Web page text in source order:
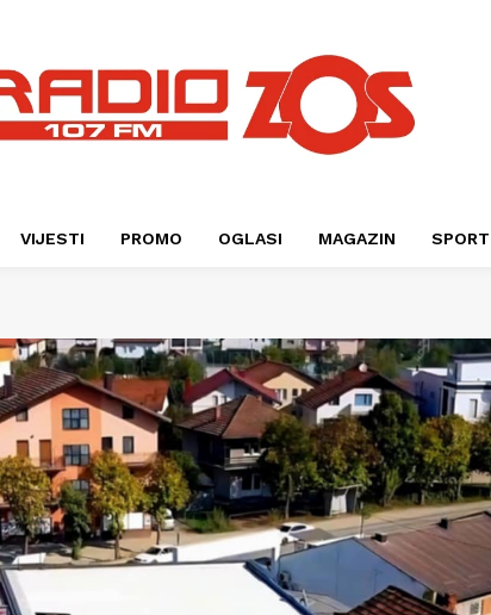
VIJESTI PROMO OGLASI MAGAZIN SPORT